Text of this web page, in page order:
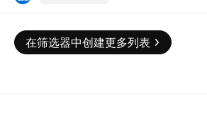
在筛选器中创建更多列表